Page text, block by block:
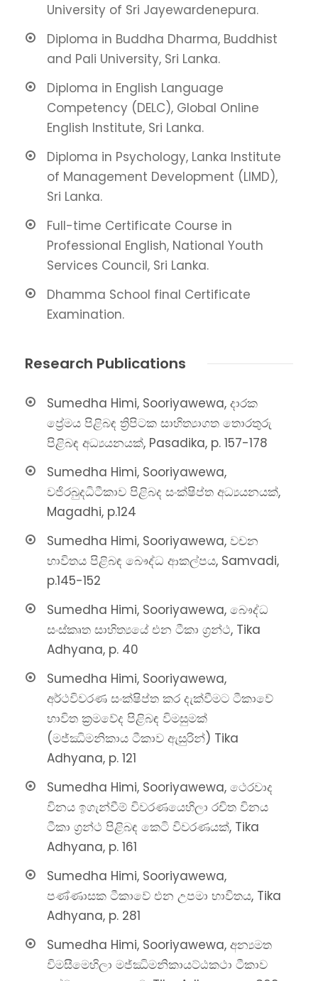
University of Sri Jayewardenepura.
Diploma in Buddha Dharma, Buddhist
and Pali University, Sri Lanka.
Diploma in English Language
Competency (DELC), Global Online
English Institute, Sri Lanka.
Diploma in Psychology, Lanka Institute
of Management Development (LIMD),
Sri Lanka.
Full-time Certificate Course in
Professional English, National Youth
Services Council, Sri Lanka.
Dhamma School final Certificate
Examination.
Research Publications
Sumedha Himi, Sooriyawewa, දාරක
ප්‍රේමය පිළිබඳ ත්‍රිපිටක සාහිත්‍යාගත තොරතුරු
පිළිබඳ අධ්‍යයනයක්, Pasadika, p. 157-178
Sumedha Himi, Sooriyawewa,
වජිරබුදධිටීකාව පිළිබද සංක්ෂිප්ත අධ්‍යයනයක්,
Magadhi, p.124
Sumedha Himi, Sooriyawewa, වචන
භාවිතය පිළිබඳ බෞද්ධ ආකල්පය, Samvadi,
p.145-152
Sumedha Himi, Sooriyawewa, බෞද්ධ
සංස්කෘත සාහිත්‍යයේ එන ටීකා ග්‍රන්ථ, Tika
Adhyana, p. 40
Sumedha Himi, Sooriyawewa,
අර්ථවිවරණ සංක්ෂිප්ත කර දැක්වීමට ටීකාවේ
භාවිත ක්‍රමවේද පිළිබඳ විමසුමක්
(මජ්ඣිමනිකාය ටීකාව ඇසුරින්) Tika
Adhyana, p. 121
Sumedha Himi, Sooriyawewa, ථෙරවාද
විනය ඉගැන්වීම් විවරණයෙහිලා රචිත විනය
ටීකා ග්‍රන්ථ පිළිබඳ කෙටි විවරණයක්, Tika
Adhyana, p. 161
Sumedha Himi, Sooriyawewa,
පණ්ණාසක ටීකාවේ එන උපමා භාවිතය, Tika
Adhyana, p. 281
Sumedha Himi, Sooriyawewa, අන්‍යමත
විමසීමෙහිලා මජ්ඣිමනිකායට්ඨකථා ටීකාව